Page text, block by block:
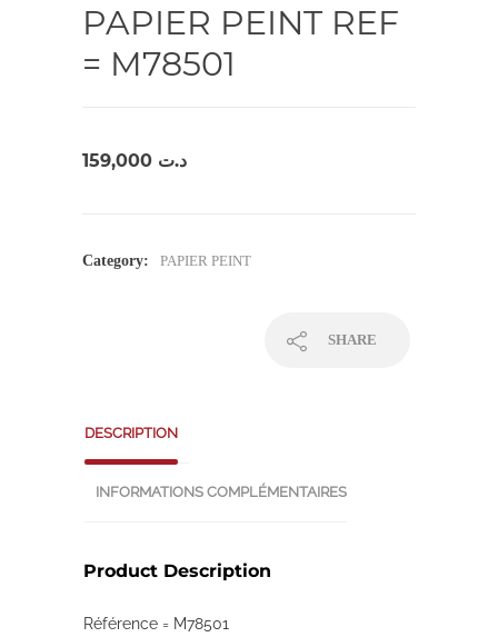
PAPIER PEINT REF
= M78501
د.ت
Category: PAPIER PEINT
SHARE
DESCRIPTION
INFORMATIONS COMPLÉMENTAIRES
Product Description
Référence = M78501